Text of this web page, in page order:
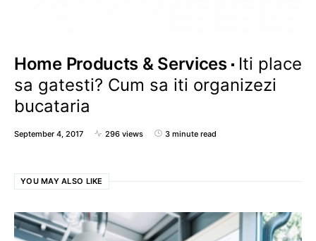
Home Products & Services
Iti place
sa gatesti? Cum sa iti organizezi
bucataria
September 4, 2017 296 views 3 minute read
YOU MAY ALSO LIKE